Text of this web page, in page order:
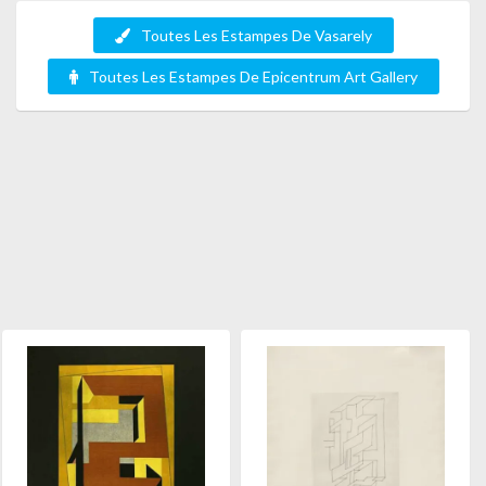
Toutes Les Estampes De Vasarely
Toutes Les Estampes De Epicentrum Art Gallery